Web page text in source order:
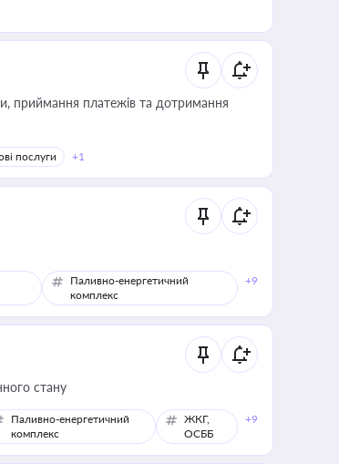
послуги +1
Паливно-енергетичний
комплекс
+9
стану
Паливно-енергетичний
комплекс
ЖКГ,
ОСББ
+9